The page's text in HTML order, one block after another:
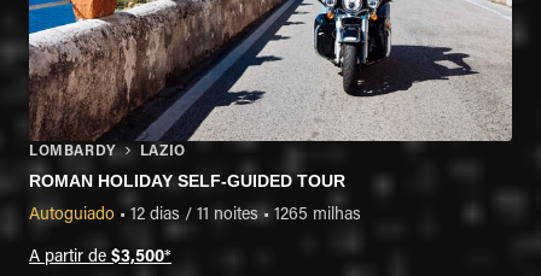
LOMBARDY LAZIO
ROMAN HOLIDAY SELF-GUIDED TOUR
Autoguiado • 12 dias / 11 noites • 1265 milhas
A partir de $3,500*